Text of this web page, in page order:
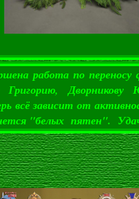
работа по
Григорию,
всё зависит от
"белых пятен".